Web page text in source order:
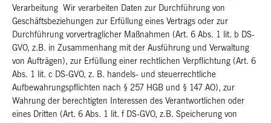
Verarbeitung Wir verarbeiten Daten zur Durchführung von
Geschäftsbeziehungen zur Erfüllung eines Vertrags oder zur
Durchführung vorvertraglicher Maßnahmen (Art. 6 Abs. 1 lit. b DS-
GVO, z.B. in Zusammenhang mit der Ausführung und Verwaltung
von Aufträgen), zur Erfüllung einer rechtlichen Verpflichtung (Art. 6
Abs. 1 lit. c DS-GVO, z. B. handels- und steuerrechtliche
Aufbewahrungspflichten nach § 257 HGB und § 147 AO), zur
Wahrung der berechtigten Interessen des Verantwortlichen oder
eines Dritten (Art. 6 Abs. 1 lit. f DS-GVO, z.B. Speicherung von